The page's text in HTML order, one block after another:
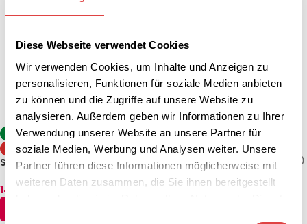
Diese Webseite verwendet Cookies
Wir verwenden Cookies, um Inhalte und Anzeigen zu
personalisieren, Funktionen für soziale Medien anbieten
zu können und die Zugriffe auf unsere Website zu
analysieren. Außerdem geben wir Informationen zu Ihrer
Verwendung unserer Website an unsere Partner für
soziale Medien, Werbung und Analysen weiter. Unsere
Partner führen diese Informationen möglicherweise mit
weiteren Daten zusammen, die Sie ihnen bereitgestellt
Einwilligungsauswahl
-8%
TIPP
Stehtisch Berlin Weiß (2
Größen)
142,74€ – 154,64 €
Stehtisch Sevelit / Topalit –
Anthrazit (klappbar, 2
Größen)
130,84 € – 142,74 € (inkl. MwSt.)
AUSFÜHRUNG WÄHLEN